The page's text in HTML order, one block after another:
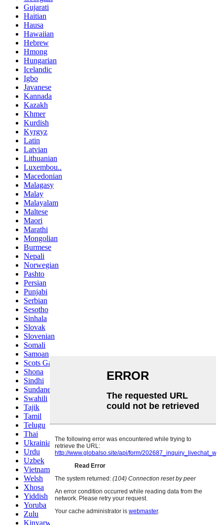
Gujarati
Haitian
Hausa
Hawaiian
Hebrew
Hmong
Hungarian
Icelandic
Igbo
Javanese
Kannada
Kazakh
Khmer
Kurdish
Kyrgyz
Latin
Latvian
Lithuanian
Luxembou..
Macedonian
Malagasy
Malay
Malayalam
Maltese
Maori
Marathi
Mongolian
Burmese
Nepali
Norwegian
Pashto
Persian
Punjabi
Serbian
Sesotho
Sinhala
Slovak
Slovenian
Somali
Samoan
Scots Gaelic
Shona
Sindhi
Sundanese
Swahili
Tajik
Tamil
Telugu
Thai
Ukrainian
Urdu
Uzbek
Vietnamese
Welsh
Xhosa
Yiddish
Yoruba
Zulu
Kinyarwanda